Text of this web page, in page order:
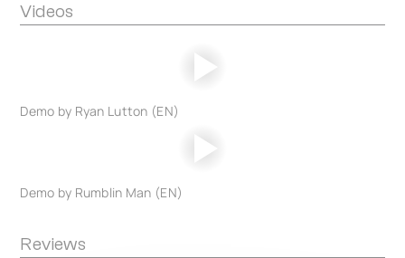
Videos
Demo by Ryan Lutton (EN)
Demo by Rumblin Man (EN)
Reviews